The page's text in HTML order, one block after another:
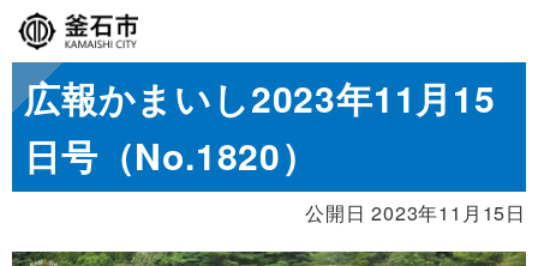
広報かまいし2023年11月15
日号（No.1820）
公開日 2023年11月15日